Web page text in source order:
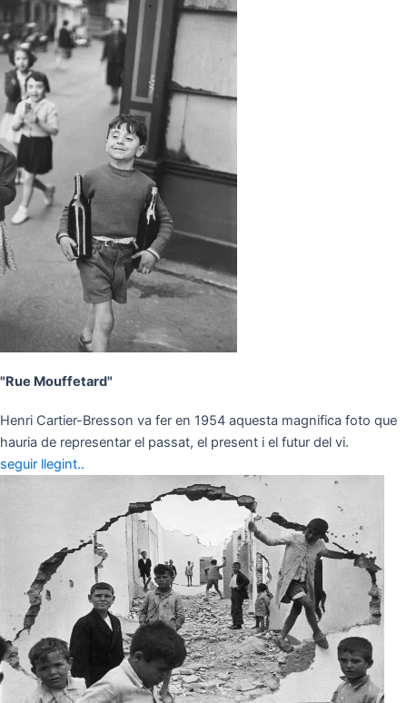
"Rue Mouffetard"
Henri Cartier-Bresson va fer en 1954 aquesta magnifica foto que
hauria de representar el passat, el present i el futur del vi.
seguir llegint..